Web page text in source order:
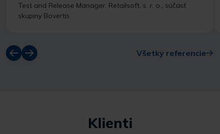
Test and Release Manager, Retailsoft, s. r. o., súčasť
skupiny Bovertis
Všetky referencie
Klienti